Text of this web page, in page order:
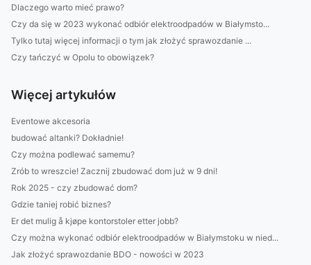
Dlaczego warto mieć prawo?
Czy da się w 2023 wykonać odbiór elektroodpadów w Białymsto...
Tylko tutaj więcej informacji o tym jak złożyć sprawozdanie ...
Czy tańczyć w Opolu to obowiązek?
Więcej artykułów
Eventowe akcesoria
budować altanki? Dokładnie!
Czy można podlewać samemu?
Zrób to wreszcie! Zacznij zbudować dom już w 9 dni!
Rok 2025 - czy zbudować dom?
Gdzie taniej robić biznes?
Er det mulig å kjøpe kontorstoler etter jobb?
Czy można wykonać odbiór elektroodpadów w Białymstoku w nied...
Jak złożyć sprawozdanie BDO - nowości w 2023